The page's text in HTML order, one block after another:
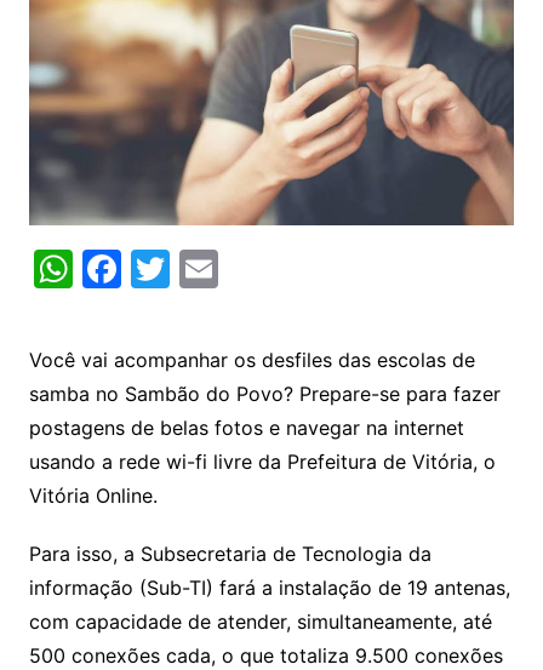
W
at
s
A
p
p
F
c
e
b
o
o
k
T
itt
er
E
ai
l
Você vai acompanhar os desfiles das escolas de
samba no Sambão do Povo? Prepare-se para fazer
postagens de belas fotos e navegar na internet
usando a rede wi-fi livre da Prefeitura de Vitória, o
Vitória Online.
Para isso, a Subsecretaria de Tecnologia da
informação (Sub-TI) fará a instalação de 19 antenas,
com capacidade de atender, simultaneamente, até
500 conexões cada, o que totaliza 9.500 conexões